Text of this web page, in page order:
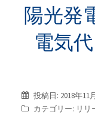
陽光発
電気
投稿日: 2018年11
カテゴリー: リリ